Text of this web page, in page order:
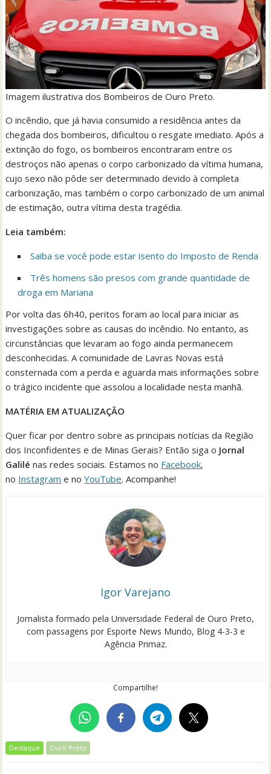
Imagem ilustrativa dos Bombeiros de Ouro Preto.
O incêndio, que já havia consumido a residência antes da
chegada dos bombeiros, dificultou o resgate imediato. Após a
extinção do fogo, os bombeiros encontraram entre os
destroços não apenas o corpo carbonizado da vítima humana,
cujo sexo não pôde ser determinado devido à completa
carbonização, mas também o corpo carbonizado de um animal
de estimação, outra vítima desta tragédia.
Leia também:
Saiba se você pode estar isento do Imposto de Renda
Três homens são presos com grande quantidade de
droga em Mariana
Por volta das 6h40, peritos foram ao local para iniciar as
investigações sobre as causas do incêndio. No entanto, as
circunstâncias que levaram ao fogo ainda permanecem
desconhecidas. A comunidade de Lavras Novas está
consternada com a perda e aguarda mais informações sobre
o trágico incidente que assolou a localidade nesta manhã.
MATÉRIA EM ATUALIZAÇÃO
Quer ficar por dentro sobre as principais notícias da Região
dos Inconfidentes e de Minas Gerais? Então siga o Jornal
Galilé nas redes sociais. Estamos no Facebook,
no Instagram e noYouTube. Acompanhe!
Igor Varejano
Jornalista formado pela Universidade Federal de Ouro Preto,
com passagens por Esporte News Mundo, Blog 4-3-3 e
Agência Primaz.
Compartilhe!
Destaque Ouro Preto